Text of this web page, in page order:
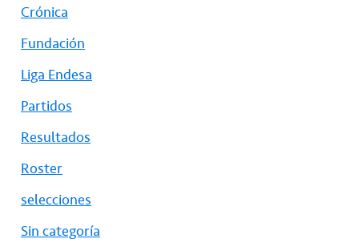
Crónica
Fundación
Liga Endesa
Partidos
Resultados
Roster
selecciones
Sin categoría